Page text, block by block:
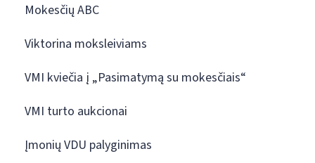
Mokesčių ABC
Viktorina moksleiviams
VMI kviečia į „Pasimatymą su mokesčiais“
VMI turto aukcionai
Įmonių VDU palyginimas